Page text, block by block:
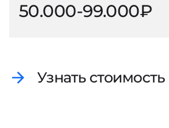
50.000-99.000₽
Узнать стоимость